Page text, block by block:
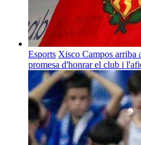
Esports Xisco Campos arriba
promesa d'honrar el club i